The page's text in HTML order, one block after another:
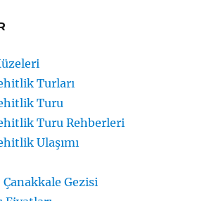
Turları
Turu
Turu Rehberleri
Ulaşımı
Gezisi